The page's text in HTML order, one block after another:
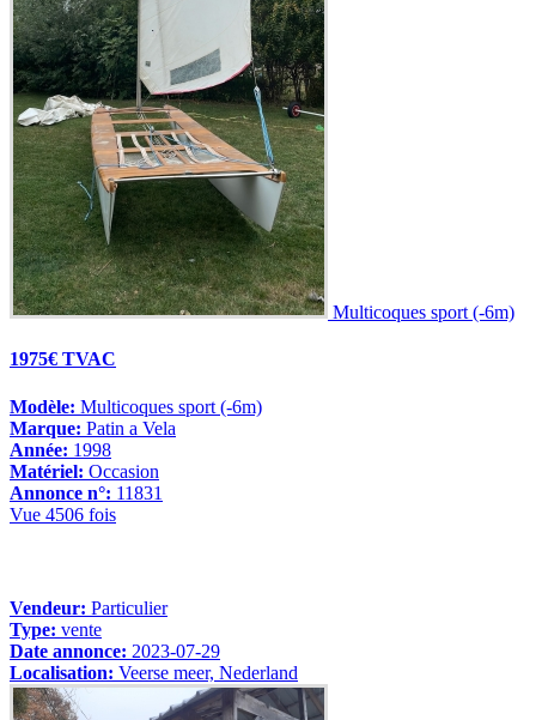
Multicoques sport (-6m)
1975€ TVAC
Modèle: Multicoques sport (-6m)
Marque: Patin a Vela
Année: 1998
Matériel: Occasion
Annonce n°: 11831
Vue 4506 fois
Vendeur: Particulier
Type: vente
Date annonce: 2023-07-29
Localisation: Veerse meer, Nederland